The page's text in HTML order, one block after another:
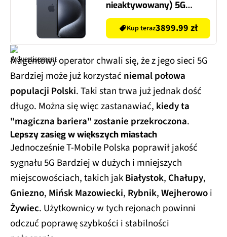
nieaktywowany) 5G
128GB 6.1" 120Hz Tytan
błękitny (CPO) 2x eSIM
Kup teraz3899.99 zł
Magentowy operator chwali się, że z jego sieci 5G
Bardziej może już korzystać niemal połowa
populacji Polski. Taki stan trwa już jednak dość
długo. Można się więc zastanawiać, kiedy ta
"magiczna bariera" zostanie przekroczona.
Lepszy zasięg w większych miastach
Jednocześnie T-Mobile Polska poprawił jakość
sygnału 5G Bardziej w dużych i mniejszych
miejscowościach, takich jakBiałystok, Chałupy,
Gniezno, Mińsk Mazowiecki, Rybnik,Wejherowoi
Żywiec. Użytkownicy w tych rejonach powinni
odczuć poprawę szybkości i stabilności